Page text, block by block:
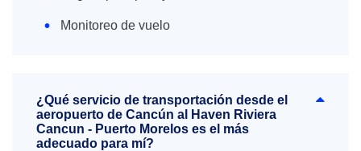
Monitoreo de vuelo
¿Qué servicio de transportación desde el
aeropuerto de Cancún al Haven Riviera
Cancun - Puerto Morelos es el más
adecuado para mí?